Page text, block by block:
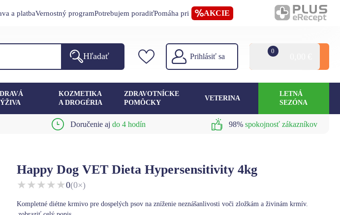
a platbaVernostný programPotrebujem poradiťPomáha pri AKCIE
Hľadať Prihlásiť sa
0
KOZMETIKA
A DROGÉRIA
ZDRAVOTNÍCKE
POMÔCKY
VETERINA
LETNÁ
SEZÓNA
Doručenie ajdo 4 hodín 98% spokojnosť zákazníkov
Happy Dog VET Dieta Hypersensitivity 4kg
★★★★★0(0×)
Kompletné diétne krmivo pre dospelých psov na zníženie neznášanlivosti voči zložkám a živinám krmív.